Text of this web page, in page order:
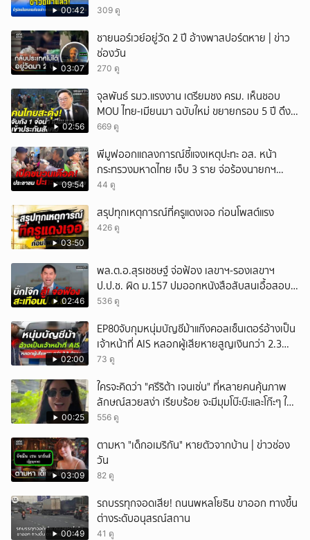
00:42 309 ดู
03:07
ชายนอร์เวย์อยู่วัด 2 ปี อ้างพาสปอร์ตหาย | ข่าว
ช่องวัน
270 ดู
02:56
จุลพันธ์ รมว.แรงงาน เตรียมชง ครม. เห็นชอบ
MOU ไทย-เมียนมา ฉบับใหม่ ขยายกรอบ 5 ปี ดึง
แรงงานเข้าระบบ
669 ดู
09:54
พีมูฟออกแถลงการณ์ชี้แจงเหตุปะทะ อส. หน้า
กระทรวงมหาดไทย เจ็บ 3 ราย จ่อร้องนายกฯ
ตรวจสอบ
44 ดู
03:50
สรุปทุกเหตุการณ์ที่ครูแดงเจอ ก่อนโพสต์แรง
426 ดู
02:46
พล.ต.อ.สุรเชชษฐ์ จ่อฟ้อง เลขาฯ-รองเลขาฯ
ป.ป.ช. ผิด ม.157 ปมออกหนังสือสับสนเอื้อสอบ
คดีซ้ำซ้อน
536 ดู
02:00
EP80จับกุมหนุ่มบัญชีม้าแก๊งคอลเซ็นเตอร์อ้างเป็น
เจ้าหน้าที่ AIS หลอกผู้เสียหายสูญเงินกว่า 2.3
ล้านบาท
73 ดู
00:25
ใครจะคิดว่า "ศรีริต้า เจนเซ่น" ที่หลายคนคุ้นภาพ
ลักษณ์สวยสง่า เรียบร้อย จะมีมุมโบ๊ะบ๊ะและโก๊ะๆ ให้
ได้อมยิ้มเหมือนกัน งานนี้ทำเอาแฟนๆ ทั้งเอ็นดูทั้ง
556 ดู
03:09
ตามหา "เด็กอเมริกัน" หายตัวจากบ้าน | ข่าวช่อง
วัน
82 ดู
00:49
รถบรรทุกจอดเสีย! ถนนพหลโยธิน ขาออก ทางขึ้น
ต่างระดับอนุสรณ์สถาน
41 ดู